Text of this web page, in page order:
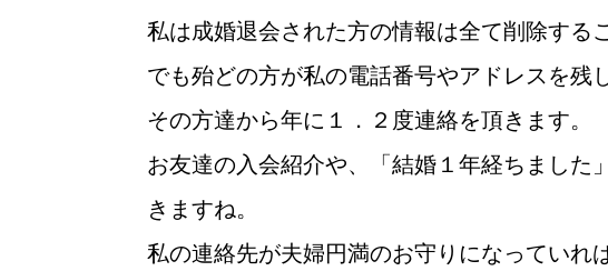
私は成婚退会された方の情報は全て削除する
でも殆どの方が私の電話番号やアドレスを残
その方達から年に１．２度連絡を頂きます。
お友達の入会紹介や、「結婚１年経ちました
きますね。
私の連絡先が夫婦円満のお守りになっていれ